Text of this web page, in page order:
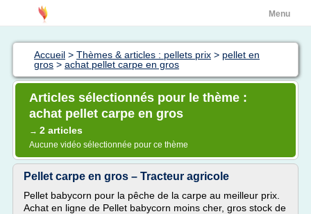
Menu
Accueil > Thèmes & articles : pellets prix > pellet en
gros > achat pellet carpe en gros
Articles sélectionnés pour le thème :
achat pellet carpe en gros
→ 2 articles
Aucune vidéo sélectionnée pour ce thème
Pellet carpe en gros – Tracteur agricole
Pellet babycorn pour la pêche de la carpe au meilleur prix.
Achat en ligne de Pellet babycorn moins cher, gros stock de